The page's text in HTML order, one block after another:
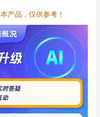
产品，仅供参考！